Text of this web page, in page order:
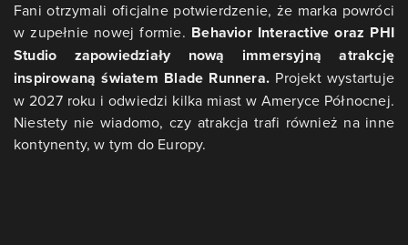
Fani otrzymali oficjalne potwierdzenie, że marka powróci
w zupełnie nowej formie. Behavior Interactive oraz PHI
Studio zapowiedziały nową immersyjną atrakcję
inspirowaną światem Blade Runnera. Projekt wystartuje
w 2027 roku i odwiedzi kilka miast w Ameryce Północnej.
Niestety nie wiadomo, czy atrakcja trafi również na inne
kontynenty, w tym do Europy.